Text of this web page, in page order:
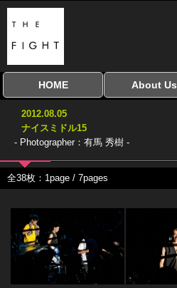
HOME
全興行を表示
ナイスミドル
アマチュアキック
協議会
全日本学生キック
建武館キッズ大会
Bigbang
おやじファイト
About Us
2012.08.05
ナイスミドル15
- Photographer：有馬 秀樹 -
全38枚：1page / 7pages